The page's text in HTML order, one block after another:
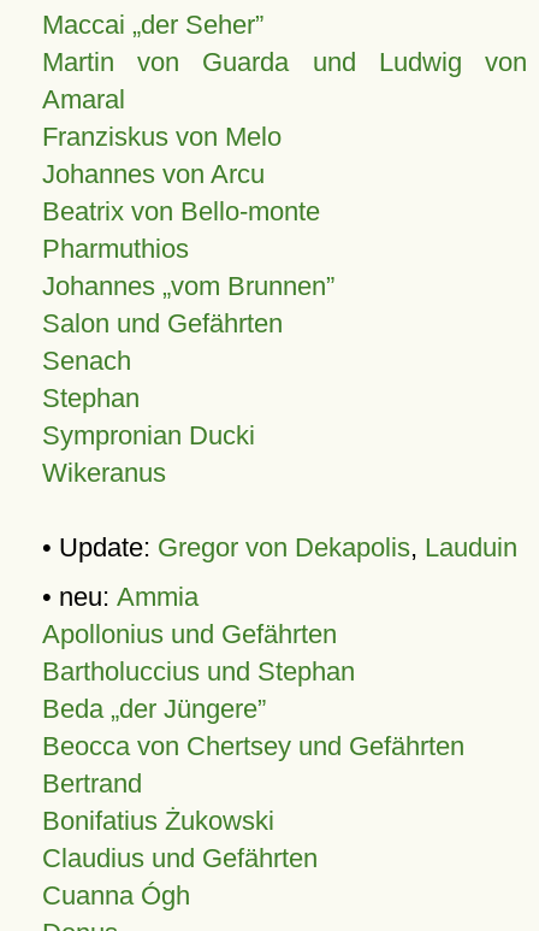
Maccai „der Seher”
Martin von Guarda und Ludwig von
Amaral
Franziskus von Melo
Johannes von Arcu
Beatrix von Bello-monte
Pharmuthios
Johannes vom Brunnen
Salon und Gefährten
Senach
Stephan
Sympronian Ducki
Wikeranus
• Update: Gregor von Dekapolis, Lauduin
• neu: Ammia
Apollonius und Gefährten
Bartholuccius und Stephan
Beda „der Jüngere”
Beocca von Chertsey und Gefährten
Bertrand
Bonifatius Żukowski
Claudius und Gefährten
Cuanna Ógh